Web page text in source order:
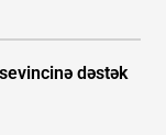
dəstək